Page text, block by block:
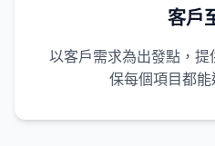
客戶
以客戶需求為出發點，
保每個項目都